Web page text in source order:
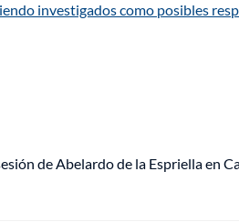
investigados como posibles
de Abelardo de la Espriella en